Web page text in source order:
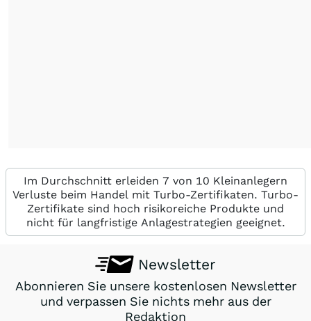
Im Durchschnitt erleiden 7 von 10 Kleinanlegern
Verluste beim Handel mit Turbo-Zertifikaten. Turbo-
Zertifikate sind hoch risikoreiche Produkte und
nicht für langfristige Anlagestrategien geeignet.
Newsletter
Abonnieren Sie unsere kostenlosen Newsletter
und verpassen Sie nichts mehr aus der
Redaktion